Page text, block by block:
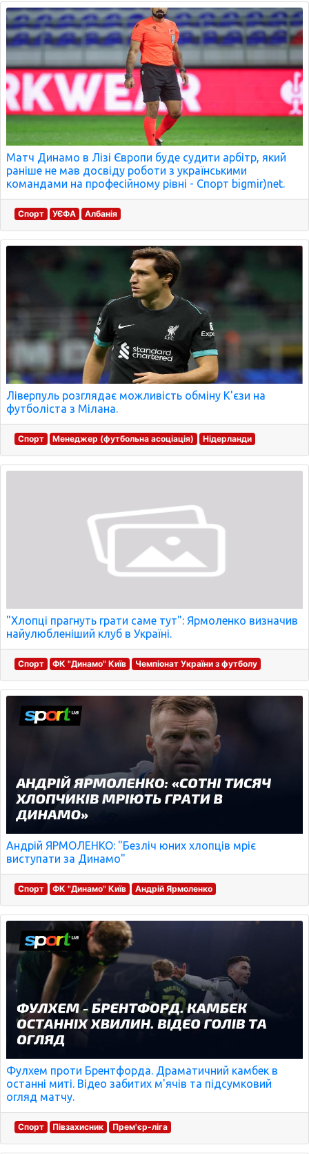
Матч Динамо в Лізі Європи буде судити арбітр, який
раніше не мав досвіду роботи з українськими
командами на професійному рівні - Спорт bigmir)net.
Спорт УЄФА Албанія
Ліверпуль розглядає можливість обміну К'єзи на
футболіста з Мілана.
Спорт Менеджер (футбольна асоціація) Нідерланди
"Хлопці прагнуть грати саме тут": Ярмоленко визначив
найулюбленіший клуб в Україні.
Спорт ФК "Динамо" Київ Чемпіонат України з футболу
Андрій ЯРМОЛЕНКО: "Безліч юних хлопців мріє
виступати за Динамо"
Спорт ФК "Динамо" Київ Андрій Ярмоленко
Фулхем проти Брентфорда. Драматичний камбек в
останні миті. Відео забитих м'ячів та підсумковий
огляд матчу.
Спорт Півзахисник Прем'єр-ліга